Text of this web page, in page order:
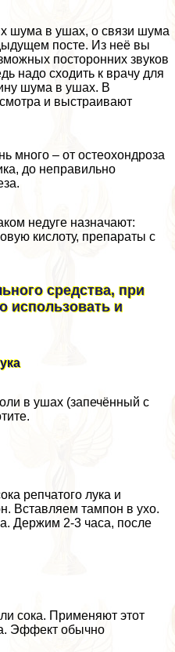
шума в ушах, о связи шума
посте. Из неё вы
посторонних звуков
надо сходить к врачу для
шума в ушах. В
и выстраивают
много – от остеохондроза
до неправильно
недуге назначают:
кислоту, препараты с
средства, при
использовать и
в ушах (запечённый с
репчатого лука и
Вставляем тампон в ухо.
Держим 2-3 часа, после
сока. Применяют этот
Эффект обычно